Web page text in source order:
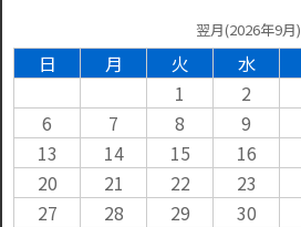
翌月(2026年9月)
日 月 火 水
1
2
6
7 8 9
13
14 15 16
20
21 22 23
27
28 29
30